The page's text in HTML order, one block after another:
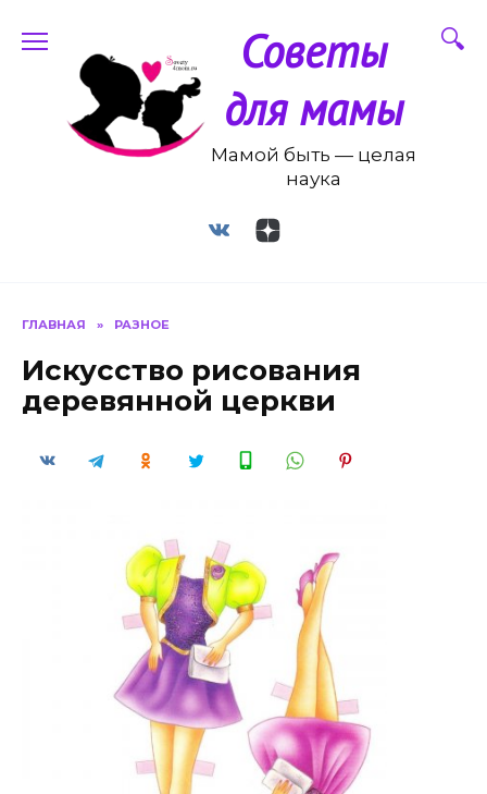
содержанию
Советы
для мамы
Мамой быть — целая
наука
ГЛАВНАЯ » РАЗНОЕ
Искусство рисования
деревянной церкви